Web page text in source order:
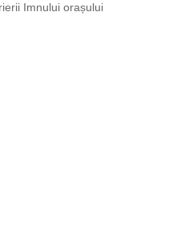
Imnului orașului